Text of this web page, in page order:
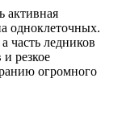
активная
одноклеточных.
часть ледников
резкое
огромного